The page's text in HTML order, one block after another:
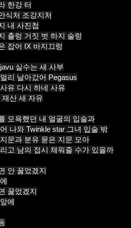
한강 터
식처 조강지처
내 사진첩
출렁 거짓 벗 하지 술렁
잡어 IX 바지끄렁
실수는 새 사부
리 날아갔어 Pegasus
유 다시 하네 사유
산 새 자유
모욕했던 내 얼굴의 입술과
나와 Twinkle star 그녀 입술 밖
문과 분유 묻은 지문 모아
고 남의 접시 채워줄 수가 있을까
안 꿇었겠지
꿇었겠지
에